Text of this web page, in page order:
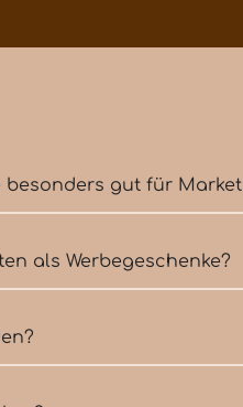
besonders gut für
als Werbegeschenke?